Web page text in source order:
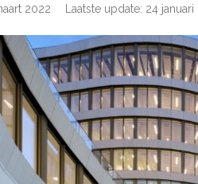
2022 Laatste update: 24 januari